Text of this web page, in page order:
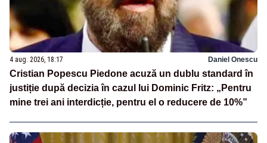
4 aug. 2026, 18:17 Daniel Onescu
Cristian Popescu Piedone acuză un dublu standard în
justiție după decizia în cazul lui Dominic Fritz: „Pentru
mine trei ani interdicție, pentru el o reducere de 10%”